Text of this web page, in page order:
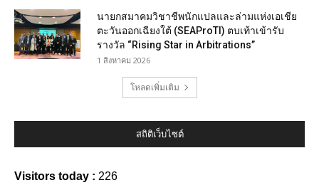
นายกสมาคมวิชาชีพนักแปลและล่ามแห่งเอเชีย
ตะวันออกเฉียงใต้ (SEAProTI) ตบเท้าเข้ารับ
รางวัล “Rising Star in Arbitrations”
1 สิงหาคม 2026
โหลดเพิ่มเติม
สถิติเว็บไซต์
Visitors today : 226